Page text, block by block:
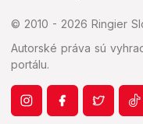
© 2010 - 2026 Ringier
Autorské práva sú
portálu.